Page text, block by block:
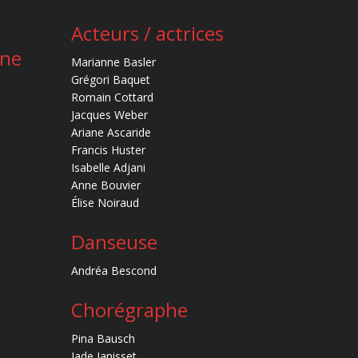
Acteurs / actrices
Marianne Basler
Grégori Baquet
Romain Cottard
Jacques Weber
Ariane Ascaride
Francis Huster
Isabelle Adjani
Anne Bouvier
Élise Noiraud
Danseuse
Andréa Bescond
Chorégraphe
Pina Bausch